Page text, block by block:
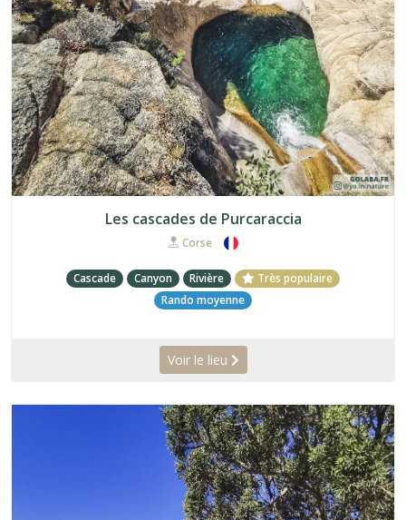
Les cascades de Purcaraccia
Corse
Cascade Canyon Rivière
Très populaire
Rando moyenne
Voir le lieu